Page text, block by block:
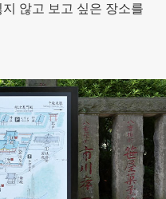
않고 보고 싶은 장소를